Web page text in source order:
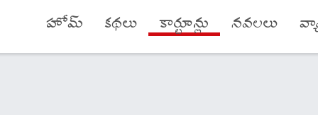
హోమ్ కథలు కార్టూన్లు నవలలు